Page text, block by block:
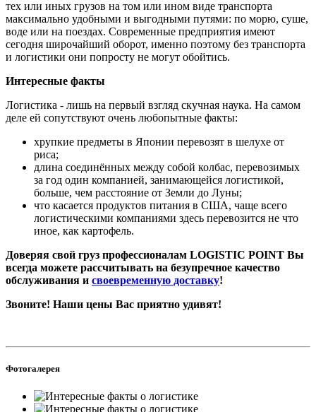
тех или иных грузов на том или ином виде транспорта
максимально удобными и выгодными путями: по морю, суше,
воде или на поездах. Современные предприятия имеют
сегодня широчайший оборот, именно поэтому без транспорта
и логистики они попросту не могут обойтись.
Интересные факты
Логистика - лишь на первый взгляд скучная наука. На самом
деле ей сопутствуют очень любопытные факты:
хрупкие предметы в Японии перевозят в шелухе от
риса;
длина соединённых между собой колбас, перевозимых
за год один компанией, занимающейся логистикой,
больше, чем расстояние от Земли до Луны;
что касается продуктов питания в США, чаще всего
логистическими компаниями здесь перевозится не что
иное, как картофель.
Доверяя свой груз профессионалам LOGISTIC POINT Вы
всегда можете рассчитывать на безупречное качество
обслуживания и своевременную доставку!
Звоните! Наши цены Вас приятно удивят!
Фотогалерея